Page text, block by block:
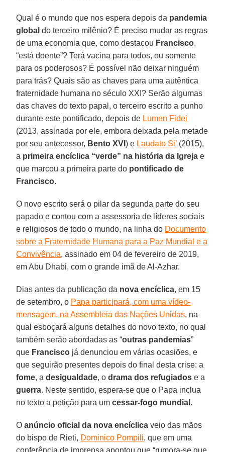
Qual é o mundo que nos espera depois da pandemia
global do terceiro milênio? É preciso mudar as regras
de uma economia que, como destacou Francisco,
“está doente”? Terá vacina para todos, ou somente
para os poderosos? É possível não deixar ninguém
para trás? Quais são as chaves para uma autêntica
fraternidade humana no século XXI? Serão algumas
das chaves do texto papal, o terceiro escrito a punho
durante este pontificado, depois de Lumen Fidei
(2013, assinada por ele, embora deixada pela metade
por seu antecessor, Bento XVI) e Laudato Si’ (2015),
a primeira encíclica “verde” na história da Igreja e
que marcou a primeira parte do pontificado de
Francisco.
O novo escrito será o pilar da segunda parte do seu
papado e contou com a assessoria de líderes sociais
e religiosos de todo o mundo, na linha do Documento
sobre a Fraternidade Humana para a Paz Mundial e a
Convivência, assinado em 04 de fevereiro de 2019,
em Abu Dhabi, com o grande imã de Al-Azhar.
Dias antes da publicação da nova encíclica, em 15
de setembro, o Papa participará, com uma vídeo-
mensagem, na Assembleia das Nações Unidas, na
qual esboçará alguns detalhes do novo texto, no qual
também serão abordadas as “outras pandemias”
que Francisco já denunciou em várias ocasiões, e
que seguirão presentes depois do final desta crise: a
fome, adesigualdade, odrama dos refugiados e a
guerra. Neste sentido, espera-se que o Papa inclua
no texto a petição para umcessar-fogo mundial .
Oanúncio oficial da nova encíclica veio das mãos
do bispo de Rieti, Dominico Pompili, que em uma
conferência de imprensa apontou que “rumora-se que